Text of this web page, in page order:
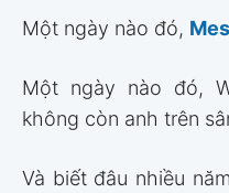
Một ngày nào đó,
Một ngày nào đó,
không còn anh trên
Và biết đâu nhiều